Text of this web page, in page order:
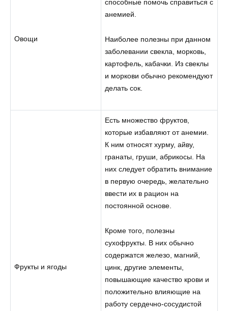
Овощи
способные помочь справиться с
анемией.
Наиболее полезны при данном
заболевании свекла, морковь,
картофель, кабачки. Из свеклы
и моркови обычно рекомендуют
делать сок.
Фрукты и ягоды
Есть множество фруктов,
которые избавляют от анемии.
К ним относят хурму, айву,
гранаты, груши, абрикосы. На
них следует обратить внимание
в первую очередь, желательно
ввести их в рацион на
постоянной основе.
Кроме того, полезны
сухофрукты. В них обычно
содержатся железо, магний,
цинк, другие элементы,
повышающие качество крови и
положительно влияющие на
работу сердечно-сосудистой